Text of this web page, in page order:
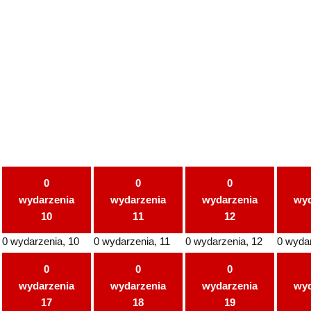
0
wydarzenia
10
0 wydarzenia, 10
0
wydarzenia
11
0 wydarzenia, 11
0
wydarzenia
12
0 wydarzenia, 12 0
0
wydarzenia
17
0
wydarzenia
18
0
wydarzenia
19